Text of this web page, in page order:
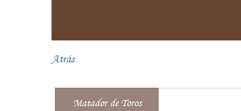
Atrás
Matador de Toros